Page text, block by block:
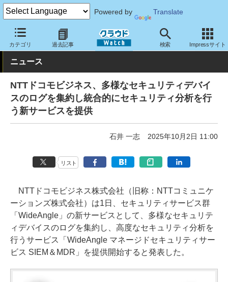
Powered by Translate
カテゴリ 過去記事 検索 Impressサイト
クラウド Watch セキュリティ セキュリティサービス
ニュース
NTTドコモビジネス、多様なセキュリティデバイ
スのログを集約し統合的にセキュリティ分析を行
う新サービスを提供
石井 一志 2025年10月2日 11:00
リスト
NTTドコモビジネス株式会社（旧称：NTTコミュニケ
ーションズ株式会社）は1日、セキュリティサービス群
「WideAngle」の新サービスとして、多様なセキュリテ
ィデバイスのログを集約し、高度なセキュリティ分析を
行うサービス「WideAngle マネージドセキュリティサー
ビス SIEM＆MDR」を提供開始すると発表した。